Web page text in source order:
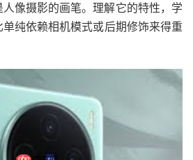
像摄影的画笔。理解它的特性，学
纯依赖相机模式或后期修饰来得重